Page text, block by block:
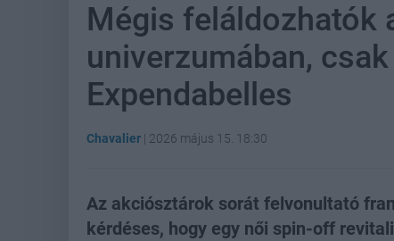
Mégis feláldozhatók
univerzumában,
Expendabelles
Chavalier | 2026 május 15. 18:30
Az akciósztárok sorát felvonultató
kérdéses, hogy egy női spin-off